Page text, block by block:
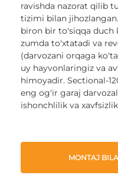
ravishda nazorat qilib
tizimi bilan
biron bir to'siqqa duch
zumda to'xtatadi va
(darvozani orqaga
uy hayvonlaringiz va
himoyadir. Sectional-
eng og'ir garaj
ishonchlilik va
MONTAJ